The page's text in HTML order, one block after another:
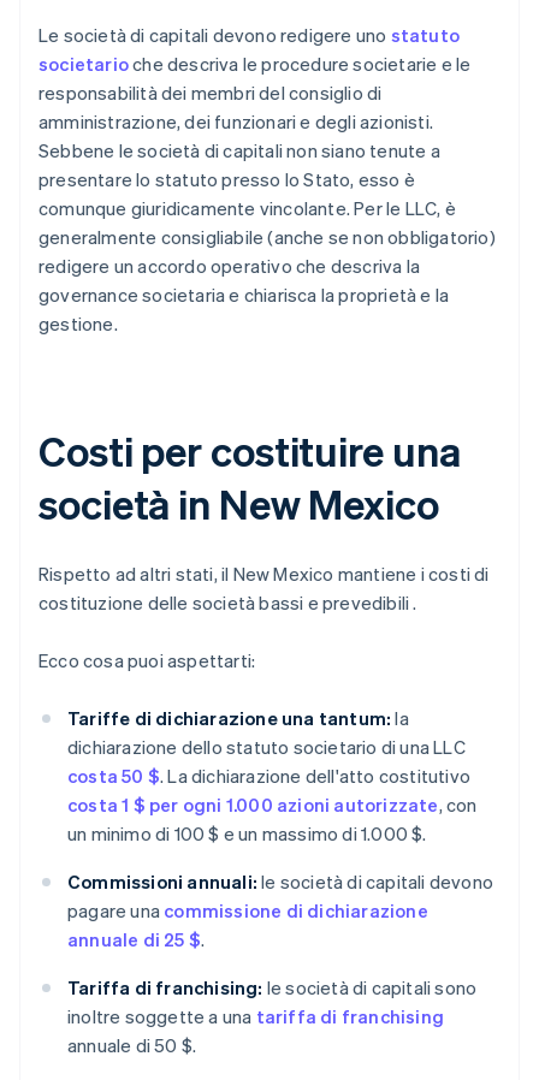
Le società di capitali devono redigere uno statuto
societarioche descriva le procedure societarie e le
responsabilità dei membri del consiglio di
amministrazione, dei funzionari e degli azionisti.
Sebbene le società di capitali non siano tenute a
presentare lo statuto presso lo Stato, esso è
comunque giuridicamente vincolante. Per le LLC, è
generalmente consigliabile (anche se non obbligatorio)
redigere un accordo operativo che descriva la
governance societaria e chiarisca la proprietà e la
gestione.
Costi per costituire una
società in New Mexico
Rispetto ad altri stati, il New Mexico mantiene i costi di
costituzione delle società bassi e prevedibili .
Ecco cosa puoi aspettarti:
Tariffe di dichiarazione una tantum: la
dichiarazione dello statuto societario di una LLC
costa 50 $. La dichiarazione dell'atto costitutivo
costa 1 $ per ogni 1.000 azioni autorizzate, con
un minimo di 100 $ e un massimo di 1.000 $.
Commissioni annuali: le società di capitali devono
pagare una commissione di dichiarazione
annuale di 25 $.
Tariffa di franchising: le società di capitali sono
inoltre soggette a una tariffa di franchising
annuale di 50 $.